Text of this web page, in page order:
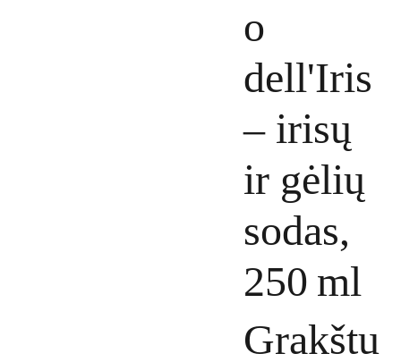
o
dell'Iris
– irisų
ir gėlių
sodas,
250 ml
Grakštu